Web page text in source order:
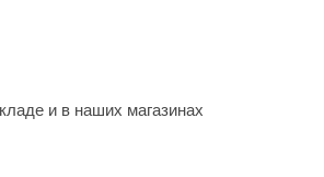
и в наших магазинах